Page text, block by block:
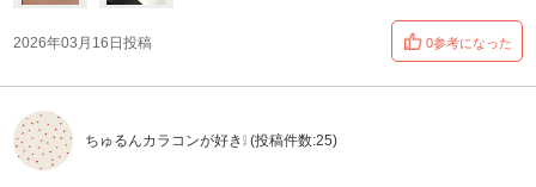
2026年03月16日投稿 0参考になった
ちゅるんカラコンが好き❕ (投稿件数:25)